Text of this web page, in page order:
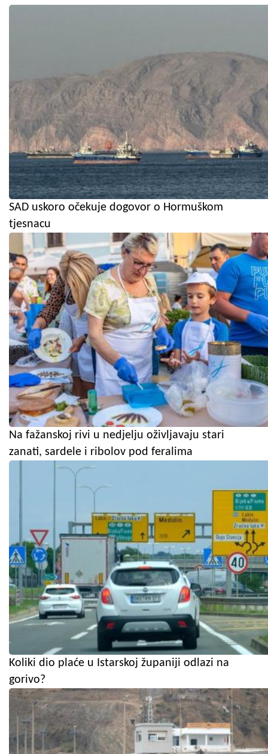
SAD uskoro očekuje dogovor o Hormuškom
tjesnacu
Na fažanskoj rivi u nedjelju oživljavaju stari
zanati, sardele i ribolov pod feralima
Koliki dio plaće u Istarskoj županiji odlazi na
gorivo?